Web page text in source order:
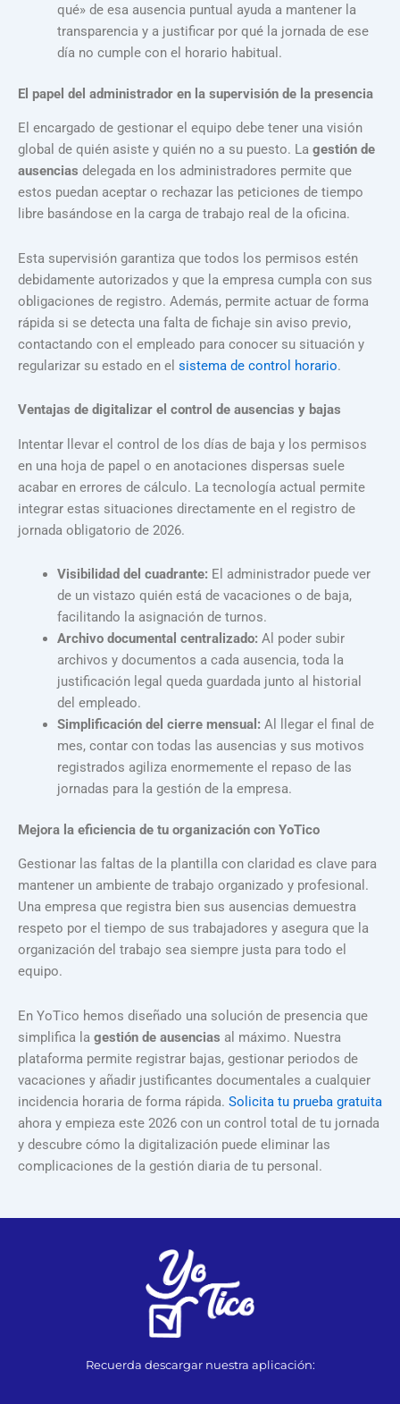
qué» de esa ausencia puntual ayuda a mantener la
transparencia y a justificar por qué la jornada de ese
día no cumple con el horario habitual.
El papel del administrador en la supervisión de la presencia
El encargado de gestionar el equipo debe tener una visión
global de quién asiste y quién no a su puesto. La gestión de
ausencias delegada en los administradores permite que
estos puedan aceptar o rechazar las peticiones de tiempo
libre basándose en la carga de trabajo real de la oficina.
Esta supervisión garantiza que todos los permisos estén
debidamente autorizados y que la empresa cumpla con sus
obligaciones de registro. Además, permite actuar de forma
rápida si se detecta una falta de fichaje sin aviso previo,
contactando con el empleado para conocer su situación y
regularizar su estado en el sistema de control horario.
Ventajas de digitalizar el control de ausencias y bajas
Intentar llevar el control de los días de baja y los permisos
en una hoja de papel o en anotaciones dispersas suele
acabar en errores de cálculo. La tecnología actual permite
integrar estas situaciones directamente en el registro de
jornada obligatorio de 2026.
Visibilidad del cuadrante: El administrador puede ver
de un vistazo quién está de vacaciones o de baja,
facilitando la asignación de turnos.
Archivo documental centralizado: Al poder subir
archivos y documentos a cada ausencia, toda la
justificación legal queda guardada junto al historial
del empleado.
Simplificación del cierre mensual: Al llegar el final de
mes, contar con todas las ausencias y sus motivos
registrados agiliza enormemente el repaso de las
jornadas para la gestión de la empresa.
Mejora la eficiencia de tu organización con YoTico
Gestionar las faltas de la plantilla con claridad es clave para
mantener un ambiente de trabajo organizado y profesional.
Una empresa que registra bien sus ausencias demuestra
respeto por el tiempo de sus trabajadores y asegura que la
organización del trabajo sea siempre justa para todo el
equipo.
En YoTico hemos diseñado una solución de presencia que
simplifica la gestión de ausencias al máximo. Nuestra
plataforma permite registrar bajas, gestionar periodos de
vacaciones y añadir justificantes documentales a cualquier
incidencia horaria de forma rápida. Solicita tu prueba gratuita
ahora y empieza este 2026 con un control total de tu jornada
y descubre cómo la digitalización puede eliminar las
complicaciones de la gestión diaria de tu personal.
Recuerda descargar nuestra aplicación: